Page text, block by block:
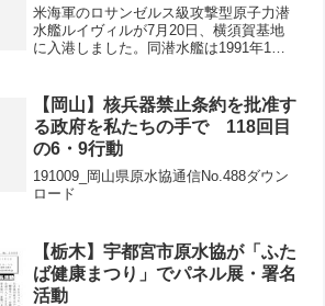
米海軍のロサンゼルス級攻撃型原子力潜
水艦ルイヴィルが7月20日、横須賀基地
に入港しました。同潜水艦は1991年1
ク巡航ミサイルを発射しています。原子
力潜水艦の入港は今年...
【岡山】核兵器禁止条約を批准す
る政府を私たちの手で 118回目
の6・9行動
191009_岡山県原水協通信No.488ダウン
ロード
【栃木】宇都宮市原水協が「ふた
ば健康まつり」でパネル展・署名
活動